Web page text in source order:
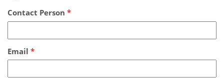
Contact Person *
Email *